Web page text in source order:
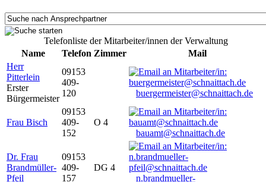
Telefonliste der Mitarbeiter/innen der Verwaltung
Name
Telefon Zimmer
Mail
Herr
Pitterlein
Erster
Bürgermeister
09153
409-
120
buergermeister@schnaittach.de
Frau Bisch
09153
409-
152
O 4
bauamt@schnaittach.de
Dr. Frau
Brandmüller-
Pfeil
09153
409-
157
DG 4
n.brandmueller-